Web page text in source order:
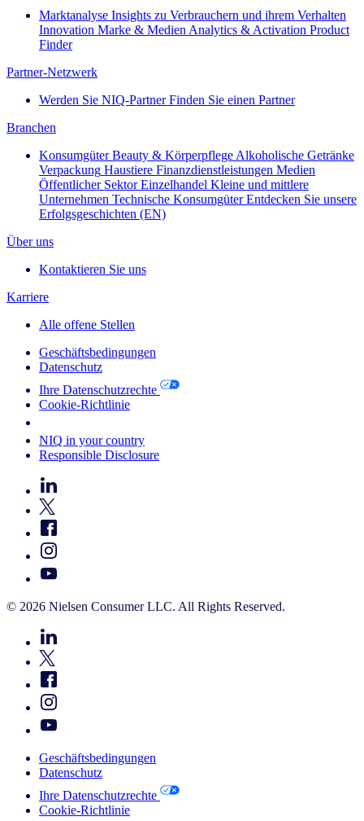
Marktanalyse Insights zu Verbrauchern und ihrem Verhalten
Innovation Marke & Medien Analytics & Activation Product
Finder
Partner-Netzwerk
Werden Sie NIQ-Partner Finden Sie einen Partner
Branchen
Konsumgüter Beauty & Körperpflege Alkoholische Getränke
Verpackung Haustiere Finanzdienstleistungen Medien
Öffentlicher Sektor Einzelhandel Kleine und mittlere
Unternehmen Technische Konsumgüter Entdecken Sie unsere
Erfolgsgeschichten (EN)
Über uns
Kontaktieren Sie uns
Karriere
Alle offene Stellen
Geschäftsbedingungen
Datenschutz
Ihre Datenschutzrechte
Cookie-Richtlinie
NIQ in your country
Responsible Disclosure
© 2026 Nielsen Consumer LLC. All Rights Reserved.
Geschäftsbedingungen
Datenschutz
Ihre Datenschutzrechte
Cookie-Richtlinie